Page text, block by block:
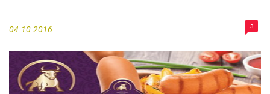
04.10.2016 3